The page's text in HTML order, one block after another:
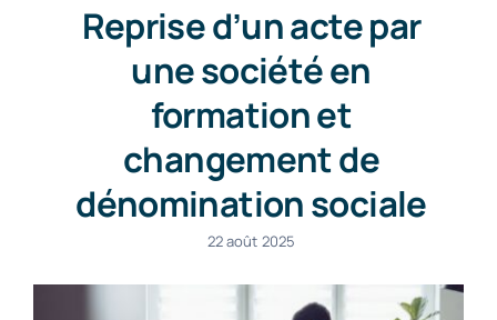
Reprise d’un acte par
une société en
formation et
changement de
dénomination sociale
22 août 2025